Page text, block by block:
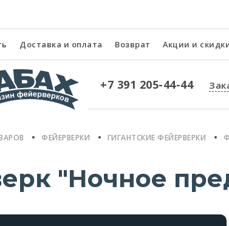
Доставка и оплата Возврат Акции и
+7 391 205-44-44
ФЕЙЕРВЕРКИ ГИГАНТСКИЕ ФЕЙЕРВЕРКИ
"Ночное